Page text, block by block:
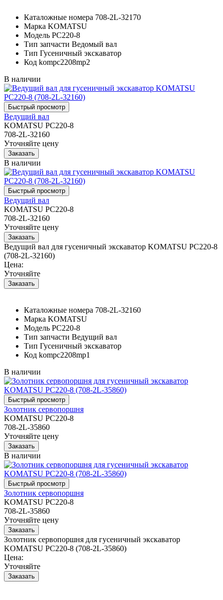
Каталожные номера 708-2L-32170
Марка KOMATSU
Модель PC220-8
Тип запчасти Ведомый вал
Тип Гусеничный экскаватор
Код kompc2208mp2
В наличии
Ведущий вал
KOMATSU PC220-8
708-2L-32160
Уточняйте цену
В наличии
Ведущий вал
KOMATSU PC220-8
708-2L-32160
Уточняйте цену
Ведущий вал для гусеничный экскаватор KOMATSU PC220-8
(708-2L-32160)
Цена:
Уточняйте
Каталожные номера 708-2L-32160
Марка KOMATSU
Модель PC220-8
Тип запчасти Ведущий вал
Тип Гусеничный экскаватор
Код kompc2208mp1
В наличии
Золотник сервопоршня
KOMATSU PC220-8
708-2L-35860
Уточняйте цену
В наличии
Золотник сервопоршня
KOMATSU PC220-8
708-2L-35860
Уточняйте цену
Золотник сервопоршня для гусеничный экскаватор
KOMATSU PC220-8 (708-2L-35860)
Цена:
Уточняйте